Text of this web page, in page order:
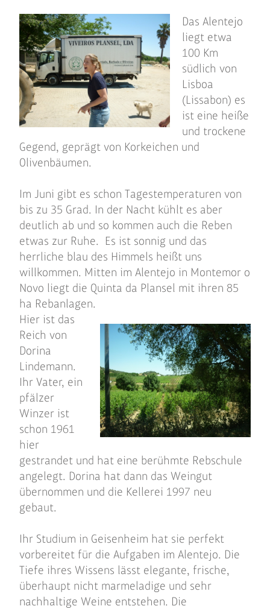
Das Alentejo
liegt etwa
100 Km
südlich von
Lisboa
(Lissabon) es
ist eine heiße
und trockene
Gegend, geprägt von Korkeichen und
Olivenbäumen.
Im Juni gibt es schon Tagestemperaturen von
bis zu 35 Grad. In der Nacht kühlt es aber
deutlich ab und so kommen auch die Reben
etwas zur Ruhe. Es ist sonnig und das
herrliche blau des Himmels heißt uns
willkommen. Mitten im Alentejo in Montemor o
Novo liegt die Quinta da Plansel mit ihren 85
ha Rebanlagen.
Hier ist das
Reich von
Dorina
Lindemann.
Ihr Vater, ein
pfälzer
Winzer ist
schon 1961
hier
gestrandet und hat eine berühmte Rebschule
angelegt. Dorina hat dann das Weingut
übernommen und die Kellerei 1997 neu
gebaut.
Ihr Studium in Geisenheim hat sie perfekt
vorbereitet für die Aufgaben im Alentejo. Die
Tiefe ihres Wissens lässt elegante, frische,
überhaupt nicht marmeladige und sehr
nachhaltige Weine entstehen. Die